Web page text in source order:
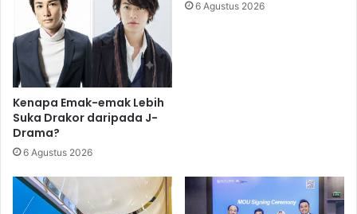
Kenapa Emak-emak Lebih
Suka Drakor daripada J-
Drama?
6 Agustus 2026
6 Agustus 2026